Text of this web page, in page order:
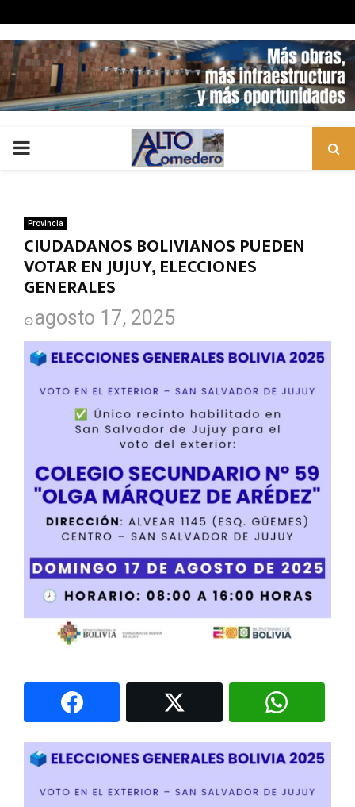
PRIMARY
Provincia
CIUDADANOS BOLIVIANOS PUEDEN
VOTAR EN JUJUY, ELECCIONES
GENERALES
agosto 17, 2025